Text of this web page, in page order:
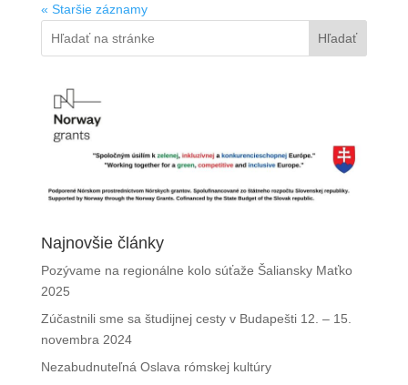
« Staršie záznamy
Hľadať
Najnovšie články
Pozývame na regionálne kolo súťaže Šaliansky Maťko
2025
Zúčastnili sme sa študijnej cesty v Budapešti 12. – 15.
novembra 2024
Nezabudnuteľná Oslava rómskej kultúry